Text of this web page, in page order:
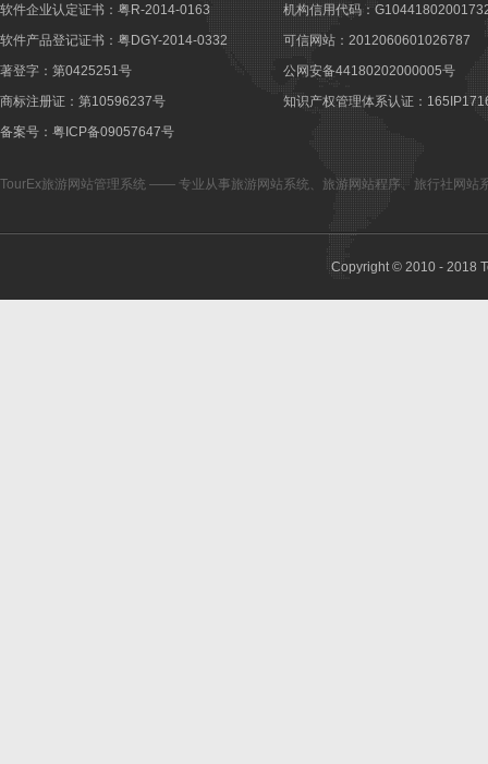
软件企业认定证书：粤R-2014-0163
软件产品登记证书：粤DGY-2014-0332
著登字：第0425251号
商标注册证：第10596237号
备案号：粤ICP备09057647号
机构信用代码：
可信网站：2012060601026787
公网安备44180202000005号
知识产权管理体系认证：
TourEx旅游网站管理系统 —— 专业从事旅游网站系统 旅游网站程序、 旅行社网站
Copyright © 2010 - 2018